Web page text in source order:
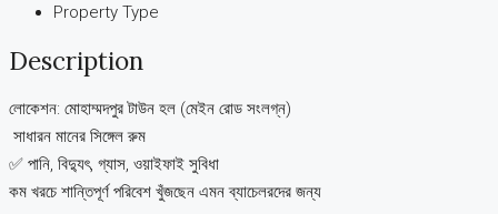
Property Type
Description
লোকেশন: মোহাম্মদপুর টাউন হল (মেইন রোড সংলগ্ন)
️ সাধারন মানের সিঙ্গেল রুম
✅ পানি, বিদ্যুৎ, গ্যাস, ওয়াইফাই সুবিধা
কম খরচে শান্তিপূর্ণ পরিবেশ খুঁজছেন এমন ব্যাচেলরদের জন্য